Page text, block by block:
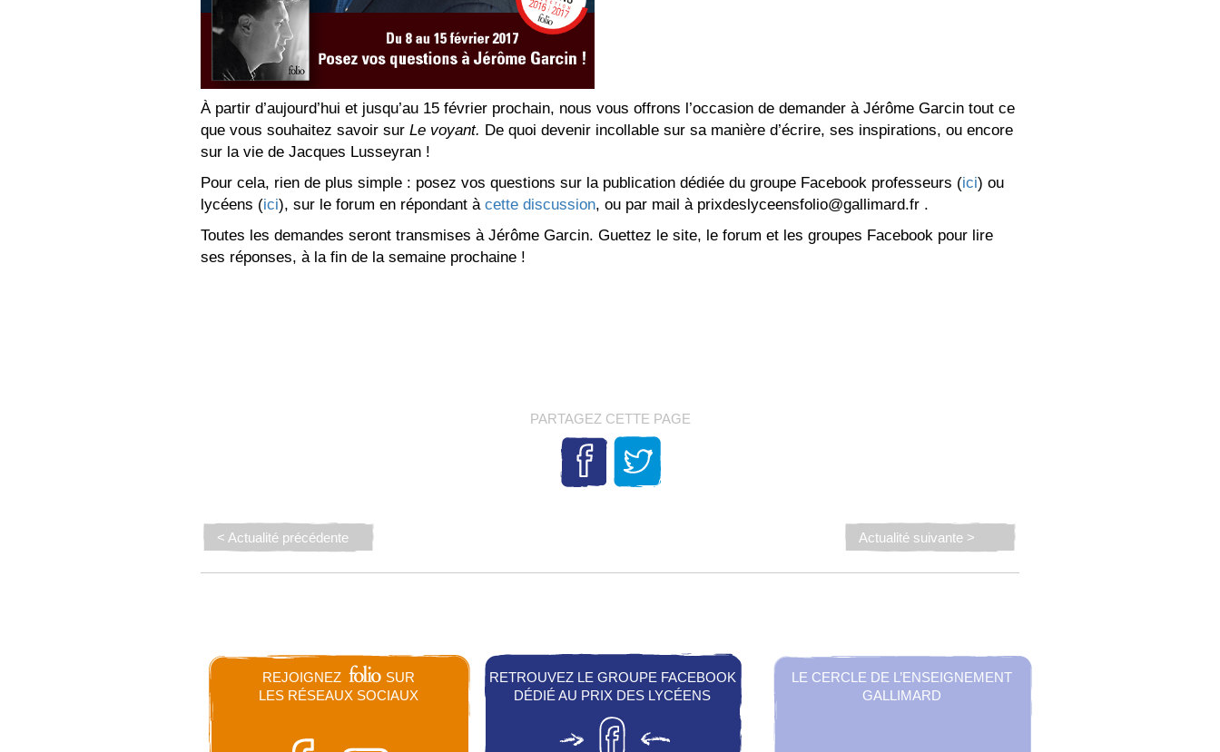
À partir d’aujourd’hui et jusqu’au 15 février prochain, nous vous offrons l’occasion de demander à Jérôme Garcin tout ce
que vous souhaitez savoir sur Le voyant. De quoi devenir incollable sur sa manière d’écrire, ses inspirations, ou encore
sur la vie de Jacques Lusseyran !
Pour cela, rien de plus simple : posez vos questions sur la publication dédiée du groupe Facebook professeurs (ici) ou
lycéens (ici), sur le forum en répondant à cette discussion, ou par mail à prixdeslyceensfolio@gallimard.fr .
Toutes les demandes seront transmises à Jérôme Garcin. Guettez le site, le forum et les groupes Facebook pour lire
ses réponses, à la fin de la semaine prochaine !
PARTAGEZ CETTE PAGE
< Actualité précédente Actualité suivante >
REJOIGNEZ
SUR
LES RÉSEAUX SOCIAUX
RETROUVEZ LE GROUPE FACEBOOK
DÉDIÉ AU PRIX DES LYCÉENS
LE CERCLE DE L’ENSEIGNEMENT
GALLIMARD